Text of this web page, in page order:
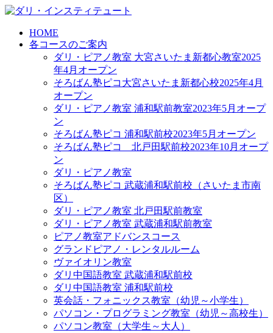
HOME
各コースのご案内
ダリ・ピアノ教室 大宮さいたま新都心教室2025
年4月オープン
そろばん塾ピコ大宮さいたま新都心校2025年4月
オープン
ダリ・ピアノ教室 浦和駅前教室2023年5月オープ
ン
そろばん塾ピコ 浦和駅前校2023年5月オープン
そろばん塾ピコ 北戸田駅前校2023年10月オープ
ン
ダリ・ピアノ教室
そろばん塾ピコ 武蔵浦和駅前校（さいたま市南
区）
ダリ・ピアノ教室 北戸田駅前教室
ダリ・ピアノ教室 武蔵浦和駅前教室
ピアノ教室アドバンスコース
グランドピアノ・レンタルルーム
ヴァイオリン教室
ダリ中国語教室 武蔵浦和駅前校
ダリ中国語教室 浦和駅前校
英会話・フォニックス教室（幼児～小学生）
パソコン・プログラミング教室（幼児～高校生）
パソコン教室（大学生～大人）